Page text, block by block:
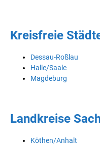
Kreisfreie
Dessau-Roßlau
Halle/Saale
Magdeburg
Landkreise
Köthen/Anhalt